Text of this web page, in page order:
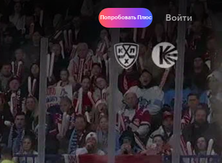
Попробовать Плюс Войти